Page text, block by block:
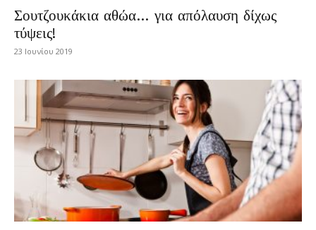
Σουτζουκάκια αθώα… για απόλαυση δίχως
τύψεις!
23 Ιουνίου 2019